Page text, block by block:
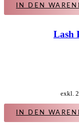
IN DEN
Lash
exkl.
IN DEN